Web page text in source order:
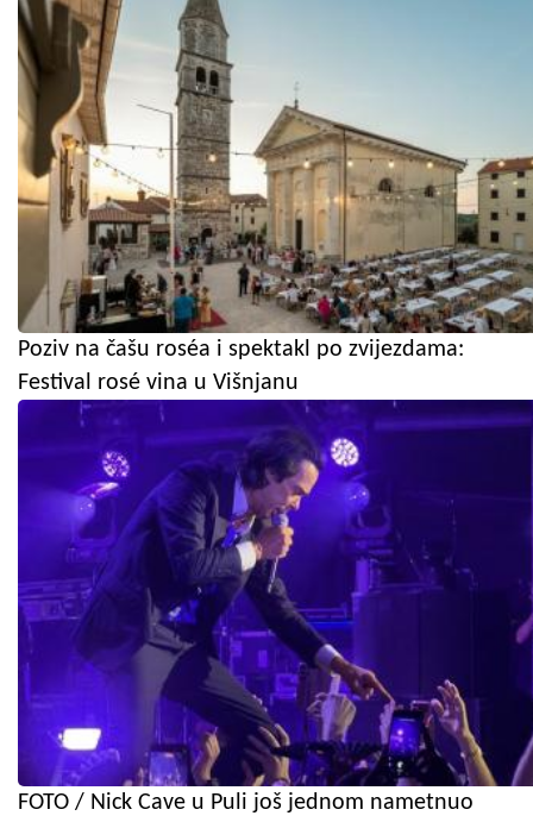
Poziv na čašu roséa i spektakl po zvijezdama:
Festival rosé vina u Višnjanu
FOTO / Nick Cave u Puli još jednom nametnuo